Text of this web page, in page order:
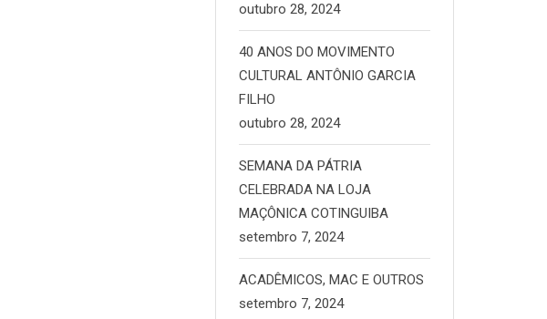
outubro 28, 2024
40 ANOS DO MOVIMENTO
CULTURAL ANTÔNIO GARCIA
FILHO
outubro 28, 2024
SEMANA DA PÁTRIA
CELEBRADA NA LOJA
MAÇÔNICA COTINGUIBA
setembro 7, 2024
ACADÊMICOS, MAC E OUTROS
setembro 7, 2024